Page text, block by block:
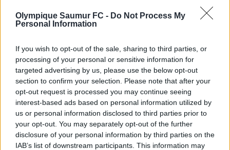
Olympique Saumur FC - Do Not Process My
Personal Information
If you wish to opt-out of the sale, sharing to third parties, or
processing of your personal or sensitive information for
targeted advertising by us, please use the below opt-out
section to confirm your selection. Please note that after your
opt-out request is processed you may continue seeing
interest-based ads based on personal information utilized by
us or personal information disclosed to third parties prior to
your opt-out. You may separately opt-out of the further
disclosure of your personal information by third parties on the
IAB’s list of downstream participants. This information may
avec l’ogre bordelais sur la durée du match. Il
faudra désormais tirer les enseignements de ce
chez les Voltigeurs de Châteaubriant samedi
prochain.